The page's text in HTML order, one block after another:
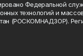
Федеральной
технологий и
(РОСКОМНАДЗОР).